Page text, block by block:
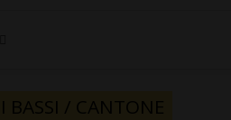
BASSI / CANTONE